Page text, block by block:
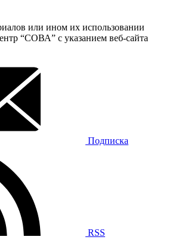
или ином их использовании
“СОВА” с указанием веб-сайта
Подписка
RSS